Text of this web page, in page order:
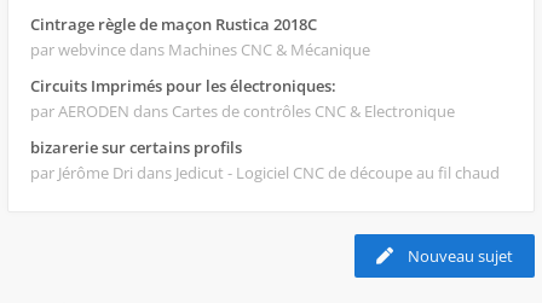
Cintrage règle de maçon Rustica 2018C
par webvince dans Machines CNC & Mécanique
Circuits Imprimés pour les électroniques:
par AERODEN dans Cartes de contrôles CNC & Electronique
bizarerie sur certains profils
par Jérôme Dri dans Jedicut - Logiciel CNC de découpe au fil chaud
Nouveau sujet